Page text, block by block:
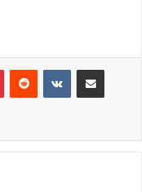
PinterestReddit VK Compartilhar via e-mail